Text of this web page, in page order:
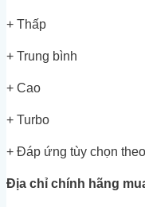
+ Thấp
+ Trung bình
+ Cao
+ Turbo
+ Đáp ứng tùy chọn
Địa chỉ chính hãng